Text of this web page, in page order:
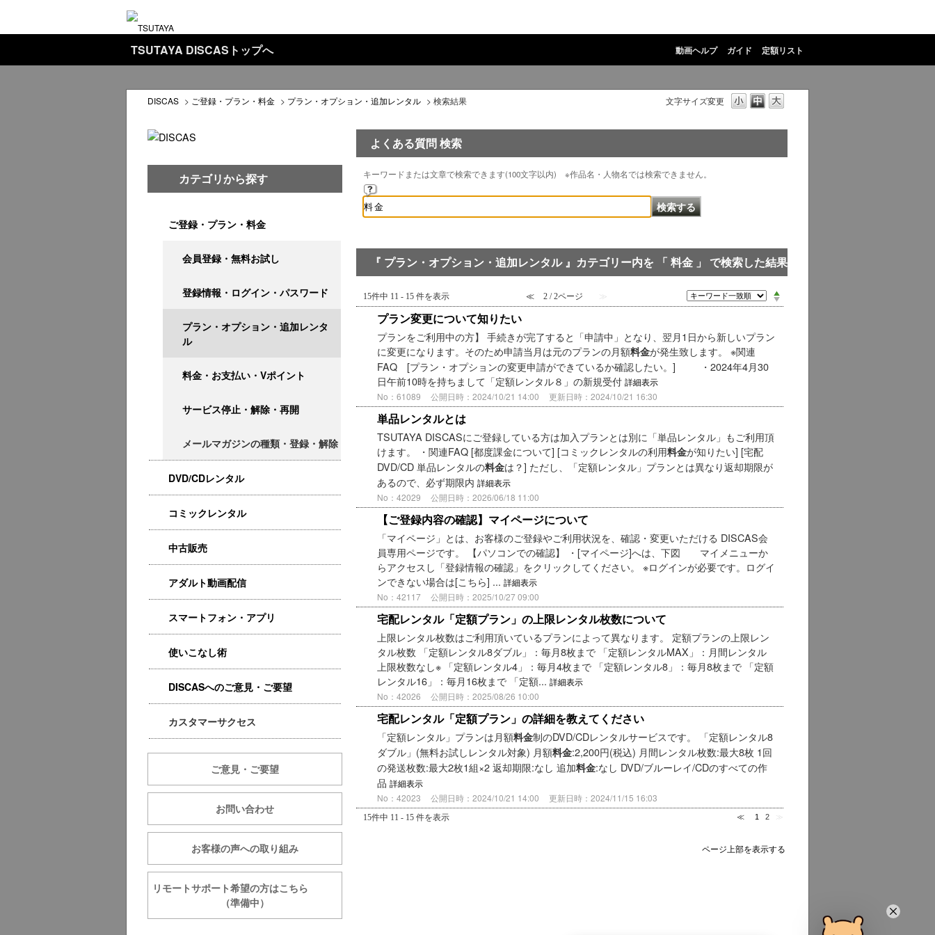
TSUTAYA DISCASトップへ 動画ヘルプ ガイド 定額リスト
文字サイズ変更
DISCAS > ご登録・プラン・料金 > プラン・オプション・追加レンタル > 検索結果
カテゴリから探す
ご登録・プラン・料金
会員登録・無料お試し
登録情報・ログイン・パスワード
プラン・オプション・追加レンタ
ル
料金・お支払い・Vポイント
サービス停止・解除・再開
メールマガジンの種類・登録・解除
DVD/CDレンタル
コミックレンタル
中古販売
アダルト動画配信
スマートフォン・アプリ
使いこなし術
DISCASへのご意見・ご要望
カスタマーサクセス
ご意見・ご要望
お問い合わせ
お客様の声への取り組み
リモートサポート希望の方はこちら
（準備中）
よくある質問 検索
キーワードまたは文章で検索できます(100文字以内) ※作品名・人物名では検索できません。
『 プラン・オプション・追加レンタル 』カテゴリー内を 「 料金 」 で検索した結果
15件中 11 - 15 件を表示 ≪ 2 / 2ページ ≫
プラン変更について知りたい
プランをご利用中の方】 手続きが完了すると「申請中」となり、翌月1日から新しいプラン
に変更になります。そのため申請当月は元のプランの月額料金が発生致します。 ※関連
FAQ [プラン・オプションの変更申請ができているか確認したい。] ・2024年4月30
日午前10時を持ちまして「定額レンタル８」の新規受付 詳細表示
No：61089 公開日時：2024/10/21 14:00 更新日時：2024/10/21 16:30
単品レンタルとは
TSUTAYA DISCASにご登録している方は加入プランとは別に「単品レンタル」もご利用頂
けます。 ・関連FAQ [都度課金について] [コミックレンタルの利用料金が知りたい] [宅配
DVD/CD 単品レンタルの料金は？] ただし、「定額レンタル」プランとは異なり返却期限が
あるので、必ず期限内 詳細表示
No：42029 公開日時：2026/06/18 11:00
【ご登録内容の確認】マイページについて
「マイページ」とは、お客様のご登録やご利用状況を、確認・変更いただける DISCAS会
員専用ページです。 【パソコンでの確認】 ・[マイページ]へは、下図 マイメニューか
らアクセスし「登録情報の確認」をクリックしてください。 ※ログインが必要です。ログイ
ンできない場合は[こちら] ... 詳細表示
No：42117 公開日時：2025/10/27 09:00
宅配レンタル「定額プラン」の上限レンタル枚数について
上限レンタル枚数はご利用頂いているプランによって異なります。 定額プランの上限レン
タル枚数 「定額レンタル8ダブル」：毎月8枚まで 「定額レンタルMAX」：月間レンタル
上限枚数なし※ 「定額レンタル4」：毎月4枚まで 「定額レンタル8」：毎月8枚まで 「定額
レンタル16」：毎月16枚まで 「定額... 詳細表示
No：42026 公開日時：2025/08/26 10:00
宅配レンタル「定額プラン」の詳細を教えてください
「定額レンタル」プランは月額料金制のDVD/CDレンタルサービスです。 「定額レンタル8
ダブル」(無料お試しレンタル対象) 月額料金:2,200円(税込) 月間レンタル枚数:最大8枚 1回
の発送枚数:最大2枚1組×2 返却期限:なし 追加料金:なし DVD/ブルーレイ/CDのすべての作
品 詳細表示
No：42023 公開日時：2024/10/21 14:00 更新日時：2024/11/15 16:03
15件中 11 - 15 件を表示 ≪ 1 2
ページ上部を表示する